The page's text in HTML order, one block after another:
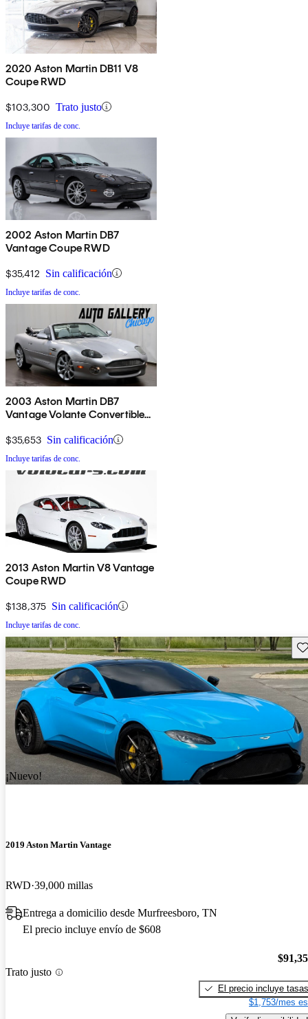
2020 Aston Martin DB11 V8
Coupe RWD
$103,300 Trato justo
Incluye tarifas de conc.
2002 Aston Martin DB7
Vantage Coupe RWD
$35,412 Sin calificación
Incluye tarifas de conc.
2003 Aston Martin DB7
Vantage Volante Convertible
$35,653 Sin calificación
Incluye tarifas de conc.
2013 Aston Martin V8 Vantage
Coupe RWD
$138,375 Sin calificación
Incluye tarifas de conc.
¡Nuevo!
2019 Aston Martin Vantage
RWD 39,000 millas
Entrega a domicilio desde Murfreesboro, TN
El precio incluye envío de $608
Trato justo
El precio incluye tasas
$1,753/mes